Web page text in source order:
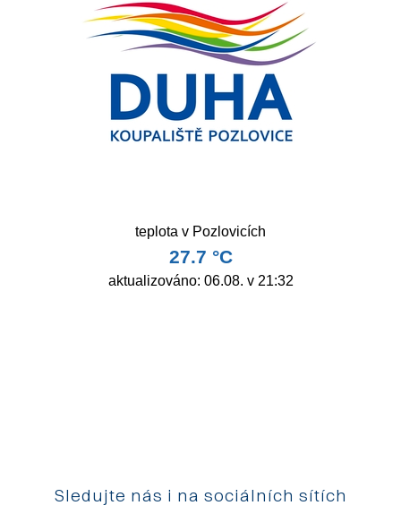
Sledujte nás i na sociálních sítích